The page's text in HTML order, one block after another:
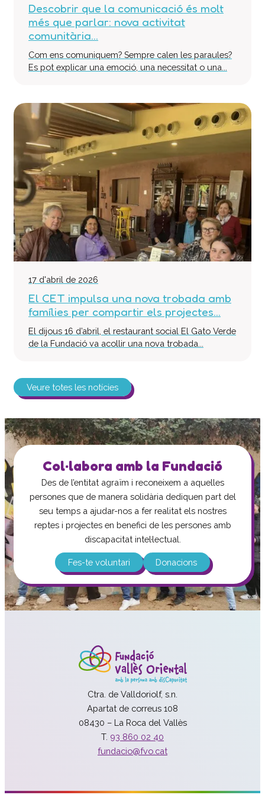
Descobrir que la comunicació és molt
més que parlar: nova activitat
comunitària...
Com ens comuniquem? Sempre calen les paraules?
Es pot explicar una emoció, una necessitat o una...
17 d'abril de 2026
El CET impulsa una nova trobada amb
famílies per compartir els projectes...
El dijous 16 d’abril, el restaurant social El Gato Verde
de la Fundació va acollir una nova trobada...
Veure totes les notícies
Col·labora amb la Fundació
Des de l’entitat agraïm i reconeixem a aquelles
persones que de manera solidària dediquen part del
seu temps a ajudar-nos a fer realitat els nostres
reptes i projectes en benefici de les persones amb
discapacitat intel·lectual.
Fes-te voluntari Donacions
Ctra. de Valldoriolf, s.n.
Apartat de correus 108
08430 – La Roca del Vallès
T. 93 860 02 40
fundacio@fvo.cat